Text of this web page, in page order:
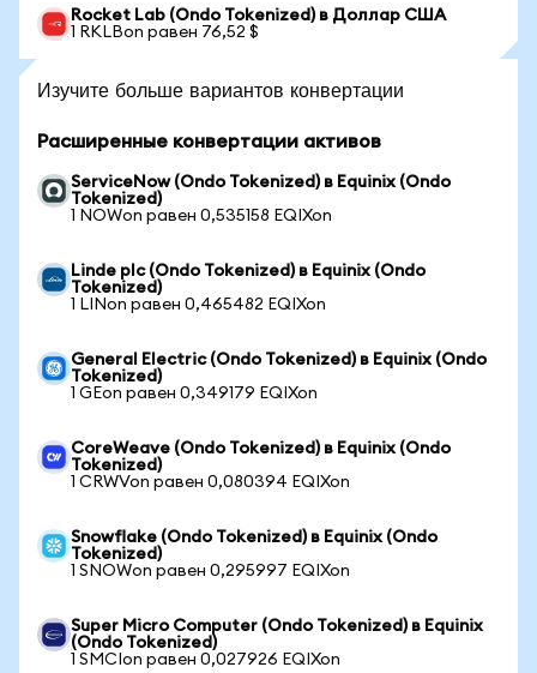
Rocket Lab (Ondo Tokenized) в Доллар США
1 RKLBon равен 76,52 $
Изучите больше вариантов конвертации
Расширенные конвертации активов
ServiceNow (Ondo Tokenized) в Equinix (Ondo
Tokenized)
1 NOWon равен 0,535158 EQIXon
Linde plc (Ondo Tokenized) в Equinix (Ondo
Tokenized)
1 LINon равен 0,465482 EQIXon
General Electric (Ondo Tokenized) в Equinix (Ondo
Tokenized)
1 GEon равен 0,349179 EQIXon
CoreWeave (Ondo Tokenized) в Equinix (Ondo
Tokenized)
1 CRWVon равен 0,080394 EQIXon
Snowflake (Ondo Tokenized) в Equinix (Ondo
Tokenized)
1 SNOWon равен 0,295997 EQIXon
Super Micro Computer (Ondo Tokenized) в Equinix
(Ondo Tokenized)
1 SMCIon равен 0,027926 EQIXon